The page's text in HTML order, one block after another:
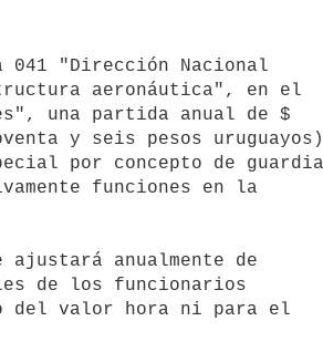
aeronáutica", en el
una partida anual de $
y seis pesos
por concepto de guardia
funciones en la
de los funcionarios
del valor hora ni para el